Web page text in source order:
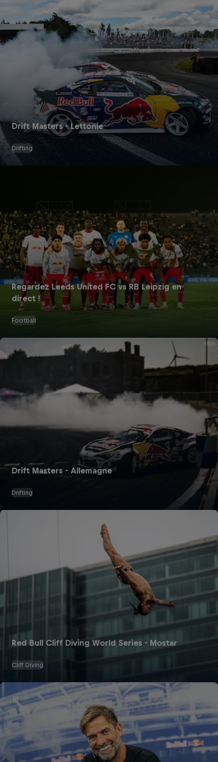
Drift Masters - Lettonie
Drifting
Regardez Leeds United FC vs RB Leipzig en
direct !
Football
Drift Masters - Allemagne
Drifting
Red Bull Cliff Diving World Series - Mostar
Cliff Diving